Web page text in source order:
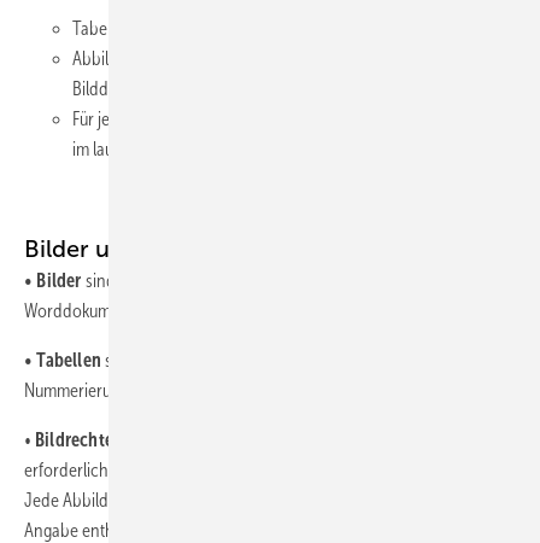
Tabellen sind auf separaten Seiten einzureichen.
Abbildungen sind als hochauflösende, eindeutig nummerierte
Bilddateien einzureichen.
Für jede Tabelle oder Abbildung muss mindestens ein Verweis
im laufenden Text erfolgen.
Bilder und Tabellen
• Bilder sind als separate Dateien einzureichen und nicht in das
Worddokument einzubetten.
•Tabellen sind als editierbare Word-Tabellen mit Überschrift und
Nummerierung auf einer separater Seite einzureichen.
• Bildrechte
erforderlichen Nutzungsrechte vorliegen.
Jede Abbildung muss eine vollständige Quellen- bzw. Copyright-
Angabe enthalten.